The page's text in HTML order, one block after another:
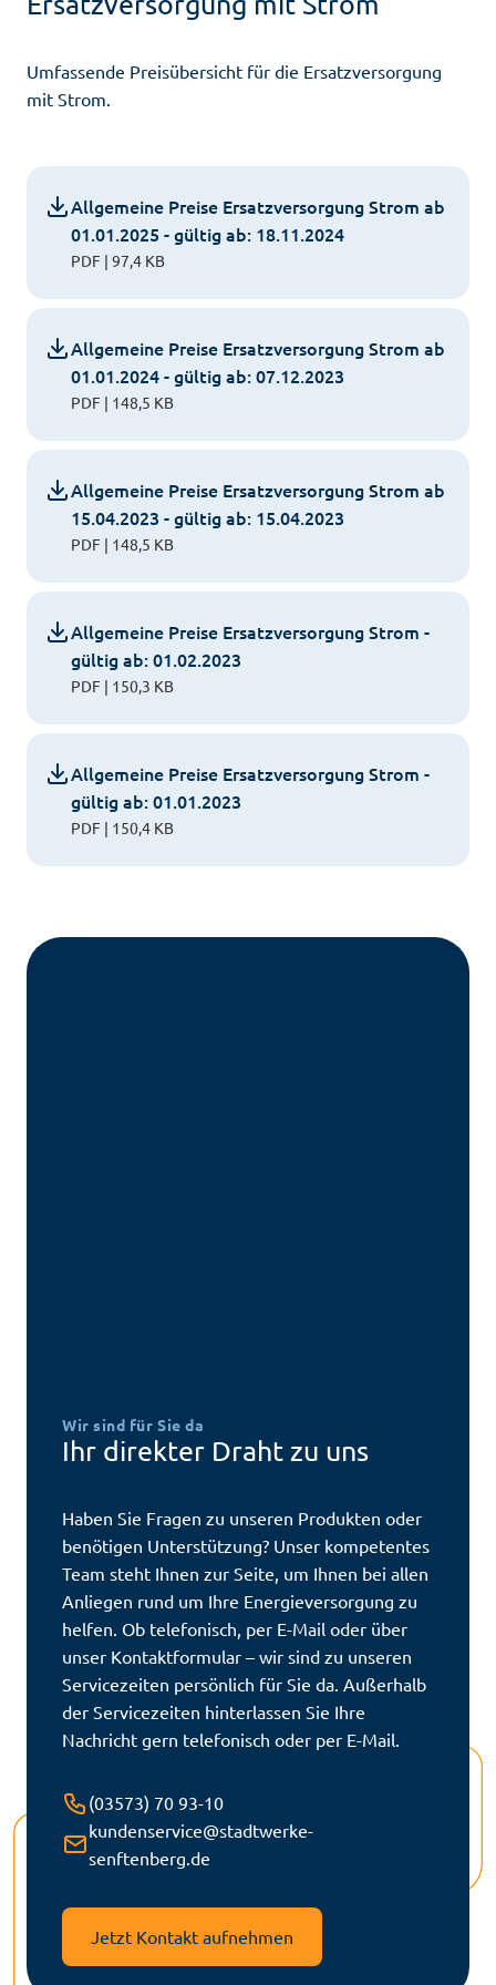
Umfassende Preisübersicht für die Ersatzversorgung
mit Strom.
Allgemeine Preise Ersatzversorgung Strom ab
01.01.2025 - gültig ab: 18.11.2024
PDF | 97,4 KB
Allgemeine Preise Ersatzversorgung Strom ab
01.01.2024 - gültig ab: 07.12.2023
PDF | 148,5 KB
Allgemeine Preise Ersatzversorgung Strom ab
15.04.2023 - gültig ab: 15.04.2023
PDF | 148,5 KB
Allgemeine Preise Ersatzversorgung Strom -
gültig ab: 01.02.2023
PDF | 150,3 KB
Allgemeine Preise Ersatzversorgung Strom -
gültig ab: 01.01.2023
PDF | 150,4 KB
Ihr direkter Draht zu uns
Wir sind für Sie da
Haben Sie Fragen zu unseren Produkten oder
benötigen Unterstützung? Unser kompetentes
Team steht Ihnen zur Seite, um Ihnen bei allen
Anliegen rund um Ihre Energieversorgung zu
helfen. Ob telefonisch, per E-Mail oder über
unser Kontaktformular – wir sind zu unseren
Servicezeiten persönlich für Sie da. Außerhalb
der Servicezeiten hinterlassen Sie Ihre
Nachricht gern telefonisch oder per E-Mail.
T
l
f
n
(03573) 70 93-10
E
i
kundenservice@stadtwerke-
senftenberg.de
Jetzt Kontakt aufnehmen